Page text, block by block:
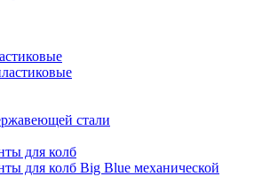
стали
для колб
для колб Big Blue механической